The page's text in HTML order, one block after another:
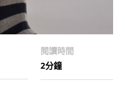
閱讀時間
2分鐘